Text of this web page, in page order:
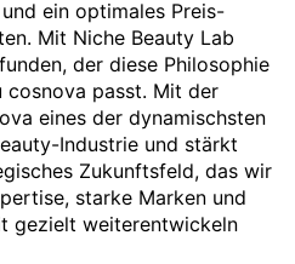
ein optimales Preis-
Mit Niche Beauty Lab
der diese Philosophie
passt. Mit der
eines der dynamischsten
Industrie und stärkt
Zukunftsfeld, das wir
starke Marken und
gezielt weiterentwickeln